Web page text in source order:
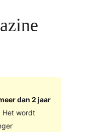
dan 2 jaar
Het wordt